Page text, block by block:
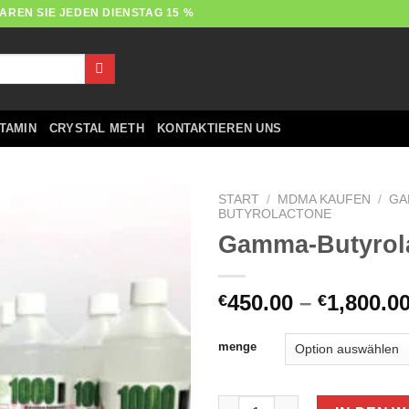
SIE JEDEN DIENSTAG 15 %
CRYSTAL METH KONTAKTIEREN UNS
START / MDMA KAUFEN /
BUTYROLACTONE
Gamma-
€450.00 – €
menge
Gamma-Butyrolactone Menge